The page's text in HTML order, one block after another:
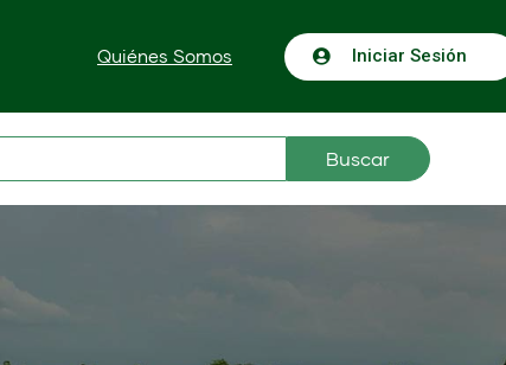
Quiénes Somos Iniciar Sesión
Buscar